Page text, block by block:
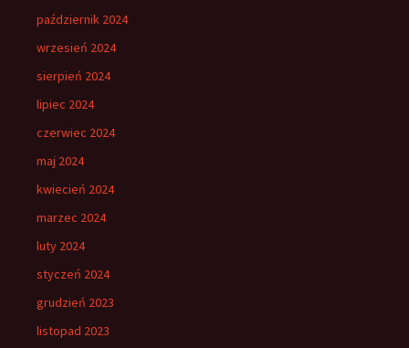
październik 2024
wrzesień 2024
sierpień 2024
lipiec 2024
czerwiec 2024
maj 2024
kwiecień 2024
marzec 2024
luty 2024
styczeń 2024
grudzień 2023
listopad 2023